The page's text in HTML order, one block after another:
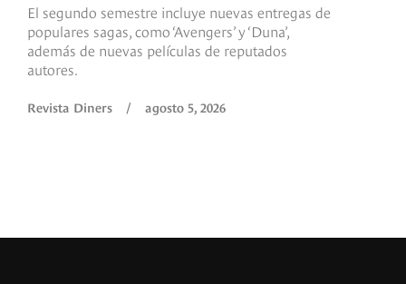
El segundo semestre incluye nuevas entregas de
populares sagas, como ‘Avengers’ y ‘Duna’,
además de nuevas películas de reputados
autores.
Revista Diners / agosto 5, 2026